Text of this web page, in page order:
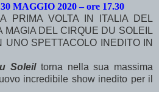
MAGGIO 2020 – ore 17.30
PRIMA VOLTA IN ITALIA DEL
MAGIA DEL CIRQUE DU SOLEIL
UNO SPETTACOLO INEDITO IN
Soleiltorna nella sua massima
incredibile show inedito per il